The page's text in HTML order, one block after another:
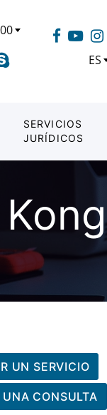
ES
SERVICIOS
JURÍDICOS
UN SERVICIO
UNA CONSULTA